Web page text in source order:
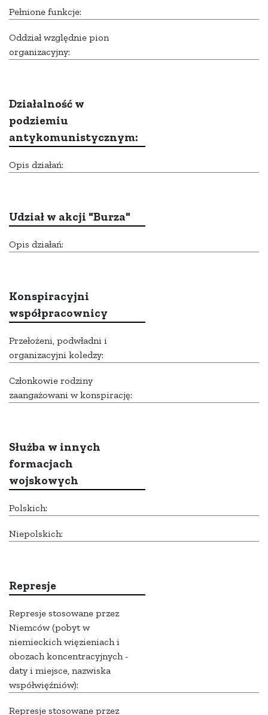
Pełnione funkcje:
Oddział względnie pion
organizacyjny:
Działalność w
podziemiu
antykomunistycznym:
Opis działań:
Udział w akcji "Burza"
Opis działań:
Konspiracyjni
współpracownicy
Przełożeni, podwładni i
organizacyjni koledzy:
Członkowie rodziny
zaangażowani w konspirację:
Służba w innych
formacjach
wojskowych
Polskich:
Niepolskich:
Represje
Represje stosowane przez
Niemców (pobyt w
niemieckich więzieniach i
obozach koncentracyjnych -
daty i miejsce, nazwiska
współwięźniów):
Represje stosowane przez